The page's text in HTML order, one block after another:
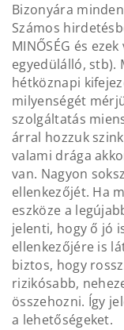
Bizonyára
Számos
MINŐSÉG és
egyedülálló, stb).
hétköznapi
milyenségét
szolgáltatás
árral hozzuk
valami drága
van. Nagyon
ellenkezőjét. Ha
eszköze a
jelenti, hogy ő jó
ellenkezőjére is
biztos, hogy
rizikósabb,
összehozni. Így
a lehetőségeket.